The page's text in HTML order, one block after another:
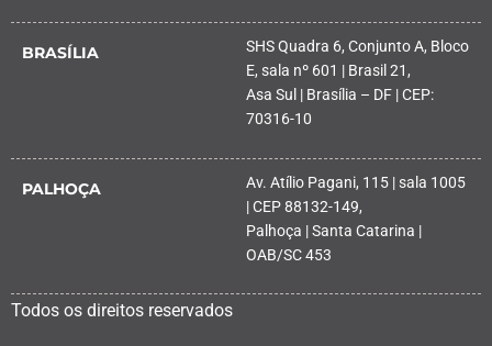
BRASÍLIA
SHS Quadra 6, Conjunto A, Bloco
E, sala nº 601 | Brasil 21,
Asa Sul | Brasília – DF | CEP:
70316-10
PALHOÇA
Av. Atílio Pagani, 115 | sala 1005
| CEP 88132-149,
Palhoça | Santa Catarina |
OAB/SC 453
Todos os direitos reservados